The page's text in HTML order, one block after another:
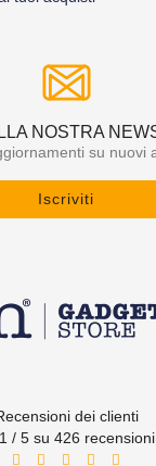
NOSTRA
su nuovi
Iscriviti
dei clienti
/ 5 su 426 recensioni